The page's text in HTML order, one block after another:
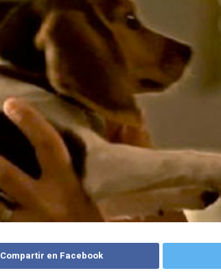
Compartir en Facebook